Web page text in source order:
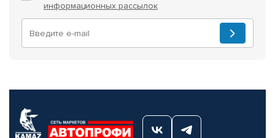
информационных рассылок